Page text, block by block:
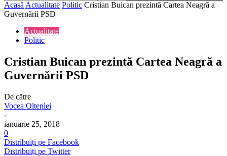
Acasă Actualitate Politic Cristian Buican prezintă Cartea Neagră a
Guvernării PSD
Actualitate
Politic
Cristian Buican prezintă Cartea Neagră a
Guvernării PSD
De către
Vocea Olteniei
-
ianuarie 25, 2018
0
Distribuiți pe Facebook
Distribuiți pe Twitter